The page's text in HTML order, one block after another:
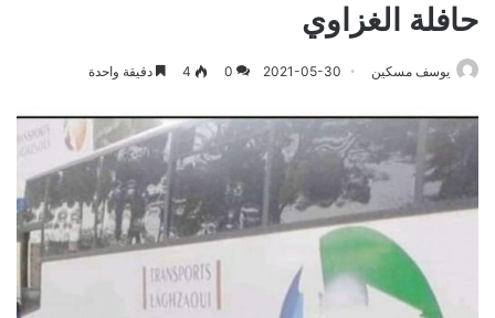
حافلة الغزاوي
يوسف مسكين 2021-05-30
0
4 دقيقة واحدة